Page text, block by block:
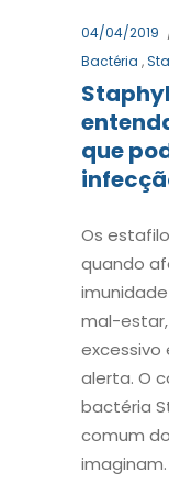
04/04/2019
Bactéria ,
que
Os
quando
mal-
excessivo
alerta. O
bactéria
comum